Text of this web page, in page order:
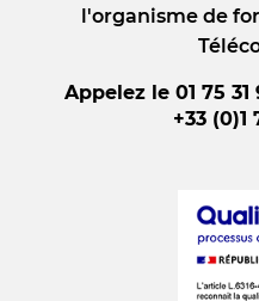
l'organisme de
Appelez le 01 75
+33 (0)1